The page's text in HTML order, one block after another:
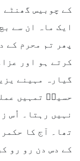
کے چوبیس گھنٹے
ایک ماہ ان سے
پھر تم محرم کے
کرتے ہو اور
گیارہ مہینے
حسینؓ تمہیں
نہیں رہتا۔ اُس
تھا۔ آج کا
کے دس دن رو رو